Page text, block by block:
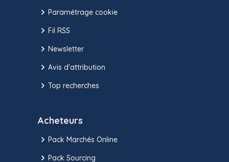
Paramétrage cookie
Fil RSS
Newsletter
Avis d'attribution
Top recherches
Acheteurs
Pack Marchés Online
Pack Sourcing